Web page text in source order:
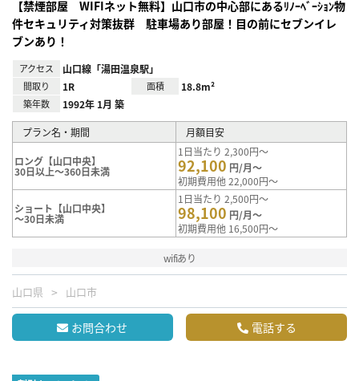
【禁煙部屋 WIFIネット無料】山口市の中心部にあるﾘﾉｰﾍﾞｰｼｮﾝ物
件セキュリティ対策抜群 駐車場あり部屋！目の前にセブンイレ
ブンあり！
アクセス 山口線「湯田温泉駅」
間取り 1R 面積 18.8m²
築年数 1992年 1月 築
プラン名・期間 月額目安
ロング【山口中央】
30日以上～360日未満
1日当たり 2,300円～
92,100 円/月～
初期費用他 22,000円～
ショート【山口中央】
～30日未満
1日当たり 2,500円～
98,100 円/月～
初期費用他 16,500円～
wifiあり
山口県 山口市
お問合わせ 電話する